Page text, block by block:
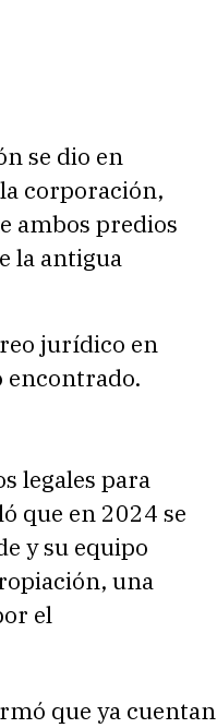
se dio en
corporación,
ambos predios
la antigua
jurídico en
encontrado.
legales para
que en 2024 se
y su equipo
una
el
que ya cuentan